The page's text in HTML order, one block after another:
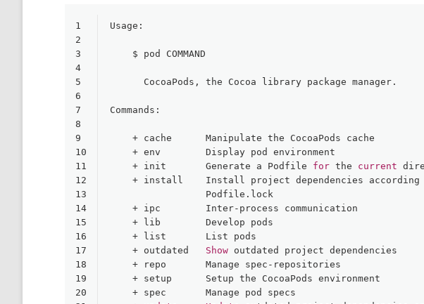
1
2
3
4
5
6
7
8
9
10
11
12
13
14
15
16
17
18
19
20
Usage:
    $ pod COMMAND
      CocoaPods, the Cocoa library package manager.
Commands:
+ cache      Manipulate the CocoaPods cache
+ env        Display pod environment
+ init       Generate a Podfile for the current
+ install    Install project dependencies according
                 Podfile.lock
+ ipc        Inter- process communication
+ lib        Develop pods
+ list       List pods
+ outdated Show outdated project dependencies
+ repo       Manage spec - repositories
+ setup      Setup the CocoaPods environment
+ spec       Manage pod specs